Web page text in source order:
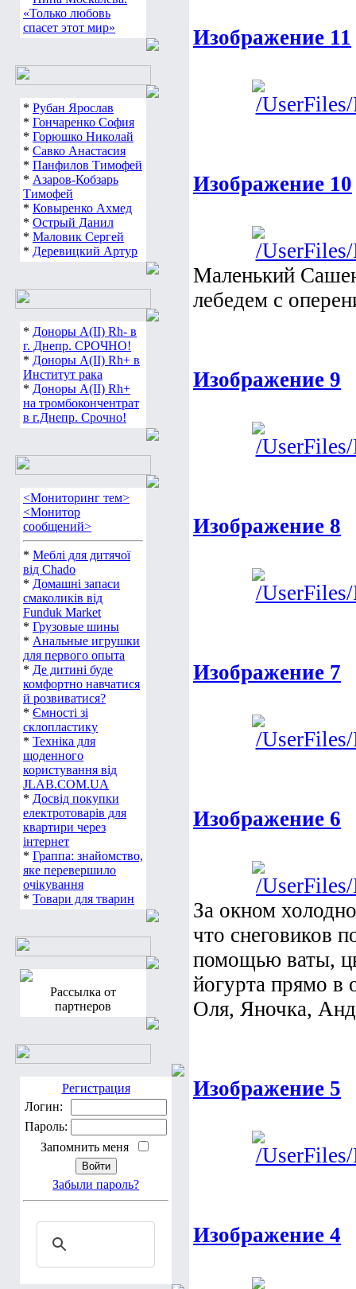
«Только любовь
спасет этот мир»
* Рубан Ярослав
* Гончаренко София
* Горюшко Николай
* Савко Анастасия
* Панфилов Тимофей
* Азаров-Кобзарь
Тимофей
* Ковыренко Ахмед
* Острый Данил
* Маловик Сергей
* Деревицкий Артур
* Доноры А(ІІ) Rh- в
г. Днепр. СРОЧНО!
* Доноры А(ІІ) Rh+ в
Институт рака
* Доноры А(ІІ) Rh+
на тромбокончентрат
в г.Днепр. Срочно!
<Мониторинг тем>
<Монитор
сообщений>
* Меблі для дитячої
від Chado
* Домашні запаси
смаколиків від
Funduk Market
* Грузовые шины
* Анальные игрушки
для первого опыта
* Де дитині буде
комфортно навчатися
й розвиватися?
* Ємності зі
склопластику
* Техніка для
щоденного
користування від
JLAB.COM.UA
* Досвід покупки
електротоварів для
квартири через
інтернет
* Граппа: знайомство,
яке перевершило
очікування
* Товари для тварин
Рассылка от
партнеров
Регистрация
Логин:
Пароль:
Запомнить меня
Забыли пароль?
Изображение 11
Изображение 10
Маленький
лебедем с
Изображение 9
Изображение 8
Изображение 7
Изображение 6
За окном
что снеговиков
помощью ваты,
йогурта прямо в
Оля, Яночка,
Изображение 5
Изображение 4